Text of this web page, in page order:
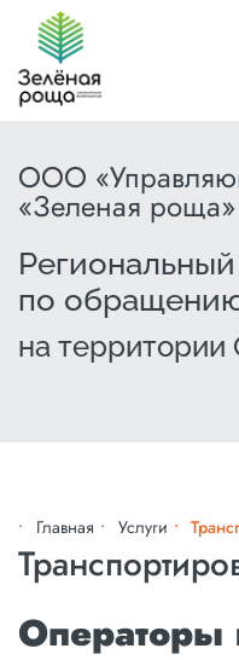
ООО
«Зеленая роща»
по
на территории
Главная Услуги
Операторы